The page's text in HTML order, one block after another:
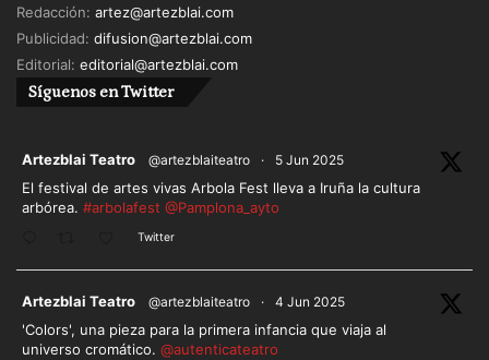
Redacción: artez@artezblai.com
Publicidad: difusion@artezblai.com
Editorial: editorial@artezblai.com
Síguenos en Twitter
Artezblai Teatro @artezblaiteatro · 5 Jun 2025
El festival de artes vivas Arbola Fest lleva a Iruña la cultura
arbórea. #arbolafest @Pamplona_ayto
Twitter
Artezblai Teatro @artezblaiteatro · 4 Jun 2025
'Colors', una pieza para la primera infancia que viaja al
universo cromático. @autenticateatro